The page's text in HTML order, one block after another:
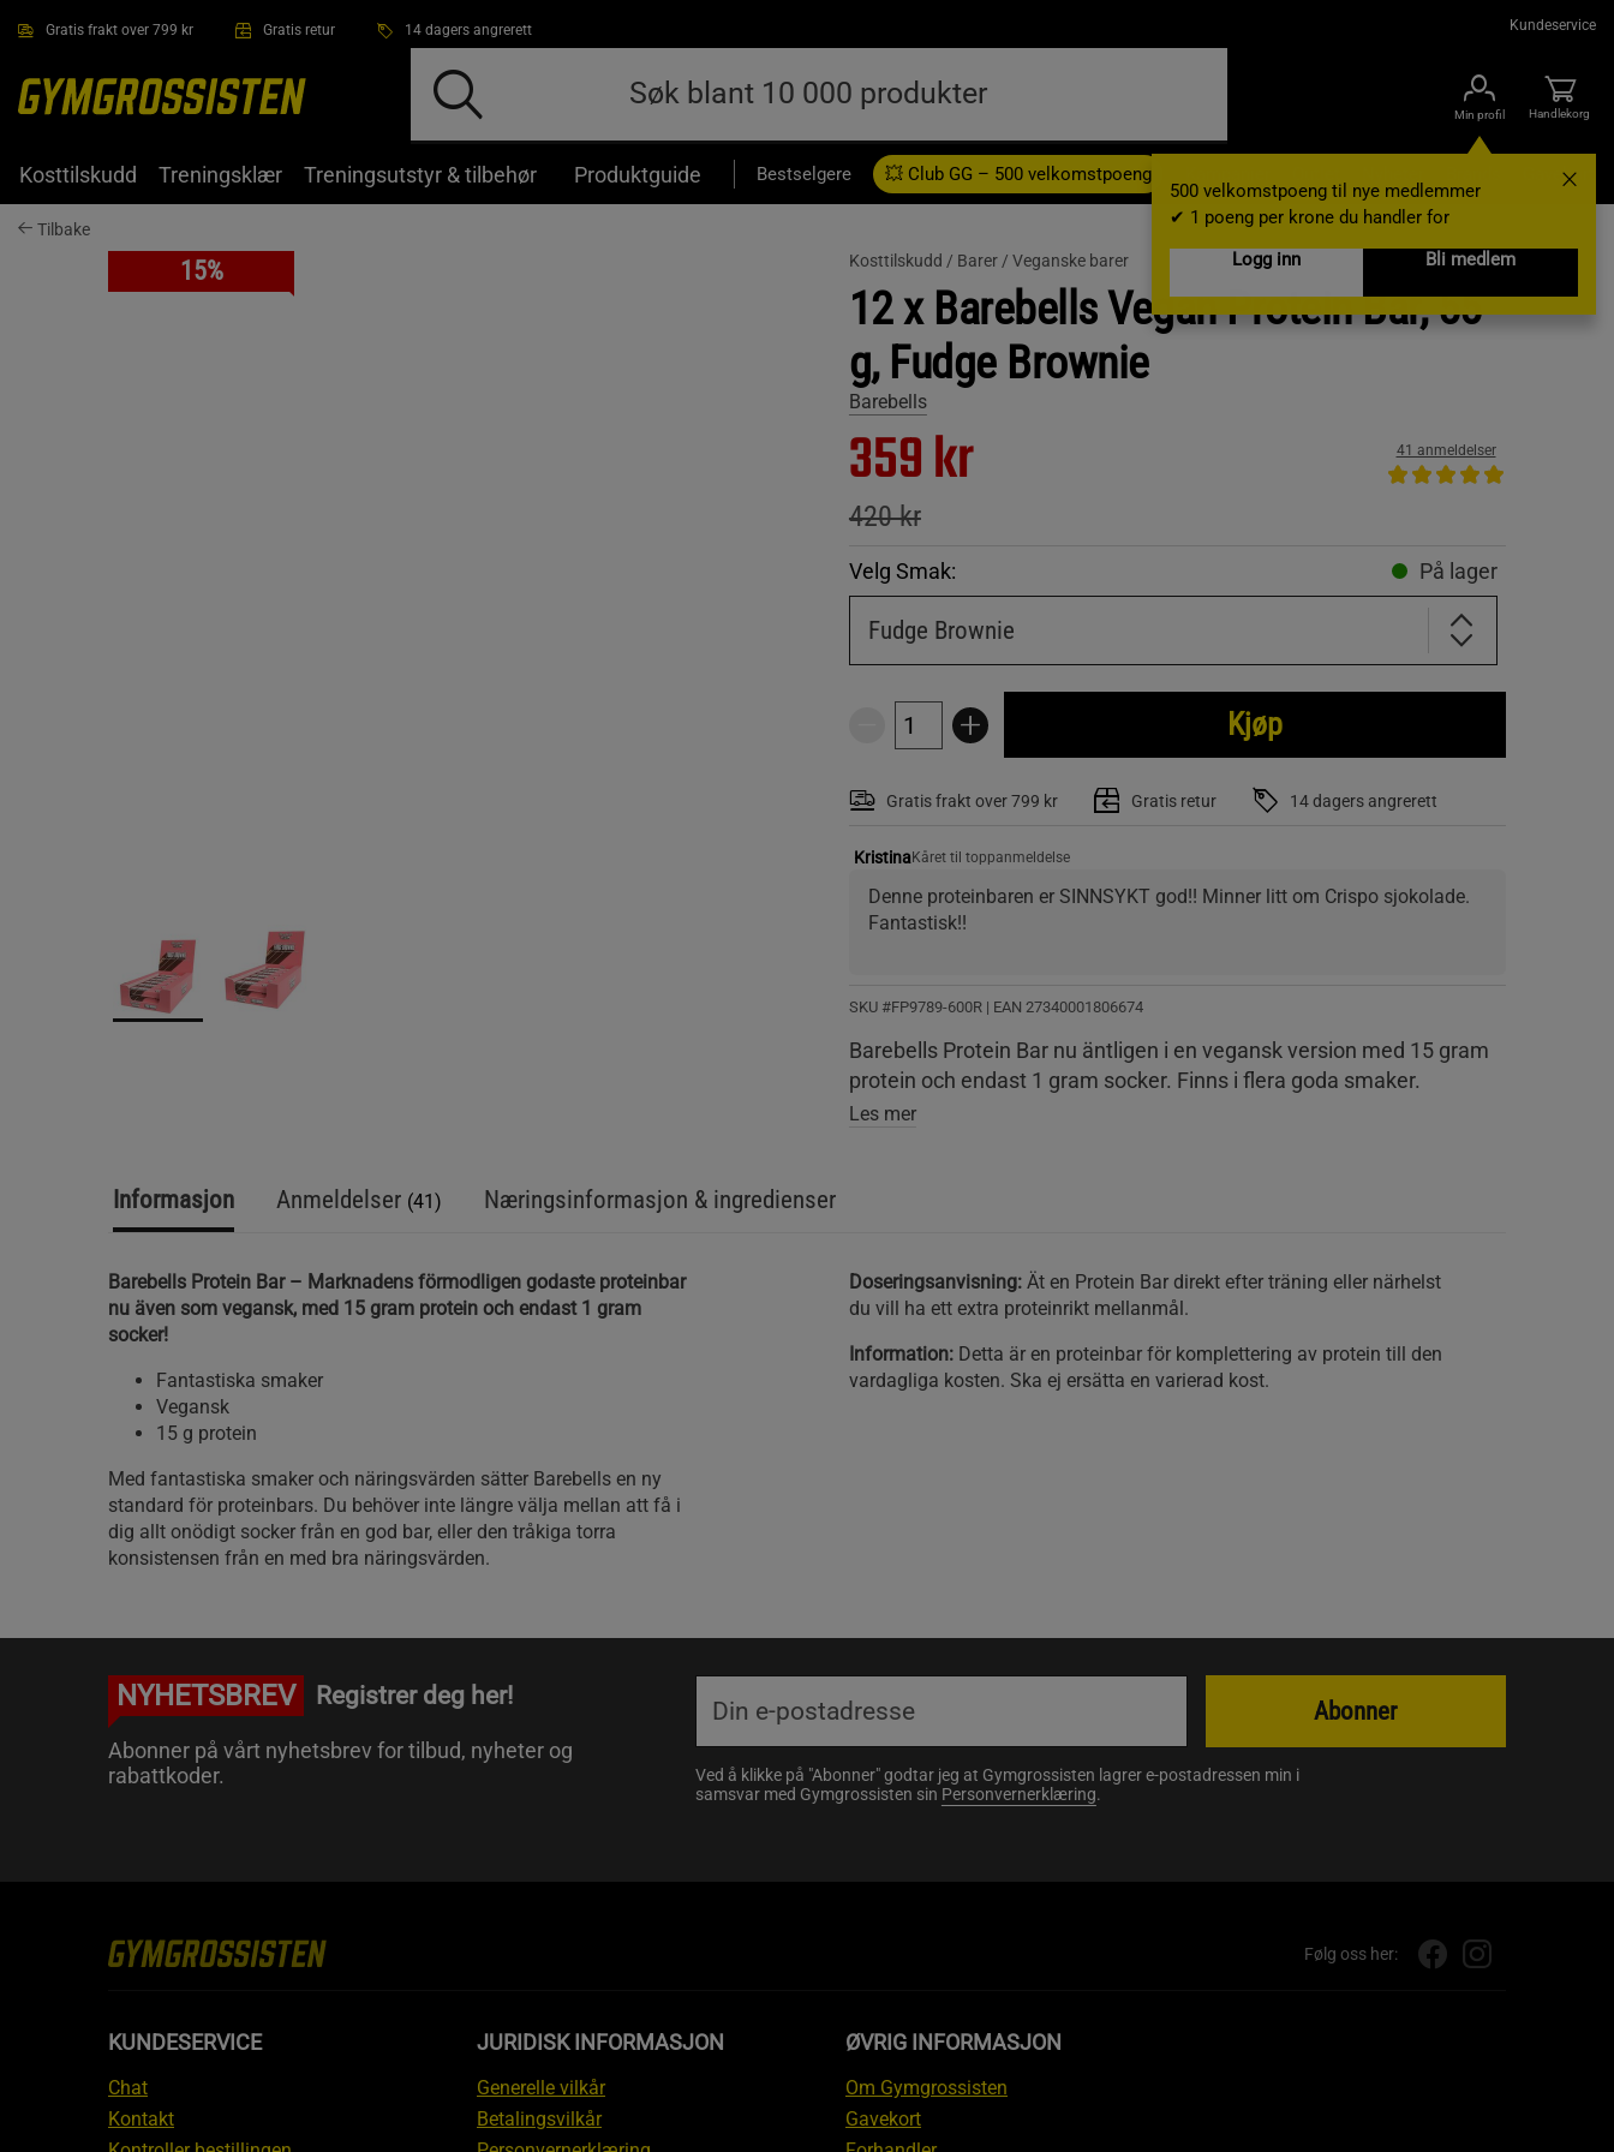
Gratis frakt over 799 kr Gratis retur 14 dagers angrerett Kundeservice
Min profil
500 velkomstpoeng til nye medlemmer
✔ 1 poeng per krone du handler for
Logg inn
Bli medlem
Handlekorg
Kosttilskudd Treningsklær Treningsutstyr & tilbehør Produktguide Bestselgere 💥 Club GG – 500 velkomstpoeng Gavekort
Tilbake
15% Kosttilskudd / Barer / Veganske barer
12 x Barebells Vegan Protein Bar, 55
g, Fudge Brownie
Barebells
359 kr
420 kr
41 anmeldelser
Velg Smak: På lager
Fudge Brownie
Kjøp
Gratis frakt over 799 kr Gratis retur 14 dagers angrerett
KristinaKåret til toppanmeldelse
Denne proteinbaren er SINNSYKT god!! Minner litt om Crispo sjokolade.
Fantastisk!!
SKU #FP9789-600R | EAN 27340001806674
Barebells Protein Bar nu äntligen i en vegansk version med 15 gram
protein och endast 1 gram socker. Finns i flera goda smaker.
Les mer
Informasjon Anmeldelser (41) Næringsinformasjon & ingredienser
Barebells Protein Bar – Marknadens förmodligen godaste proteinbar
nu även som vegansk, med 15 gram protein och endast 1 gram
socker!
Fantastiska smaker
Vegansk
15 g protein
Med fantastiska smaker och näringsvärden sätter Barebells en ny
standard för proteinbars. Du behöver inte längre välja mellan att få i
dig allt onödigt socker från en god bar, eller den tråkiga torra
konsistensen från en med bra näringsvärden.
Doseringsanvisning: Ät en Protein Bar direkt efter träning eller närhelst
du vill ha ett extra proteinrikt mellanmål.
Information:Detta är en proteinbar för komplettering av protein till den
vardagliga kosten. Ska ej ersätta en varierad kost.
NYHETSBREV Registrer deg her!
Abonner på vårt nyhetsbrev for tilbud, nyheter og
rabattkoder.
Ved å klikke på "Abonner" godtar jeg at Gymgrossisten lagrer e-postadressen min i
samsvar med Gymgrossisten sin Personvernerklæring.
Abonner
Følg oss her:
KUNDESERVICE
Chat
Kontakt
JURIDISK INFORMASJON
Generelle vilkår
Betalingsvilkår
ØVRIG INFORMASJON
Om Gymgrossisten
Gavekort